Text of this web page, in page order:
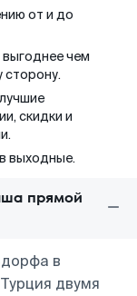
от и до
выгоднее чем
скидки и
выходные.
прямой
в
двумя